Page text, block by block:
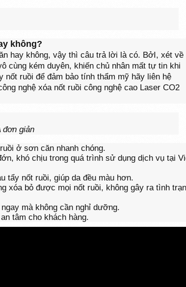
không?
hay không, vậy thì câu trả lời là có. BởI, xét về
cùng kém duyên, khiến chủ nhân mất tự tin khi
ruồi để đảm bảo tính thẩm mỹ hãy liên hệ
nghệ xóa nốt ruồi công nghệ cao Laser CO2
đơn giản
ở sơn căn nhanh chóng.
khó chịu trong quá trình sử dụng dịch vụ tại
tẩy nốt ruồi, giúp da đều màu hơn.
xóa bỏ được mọi nốt ruồi, không gây ra tình
mà không cần nghỉ dưỡng.
tâm cho khách hàng.